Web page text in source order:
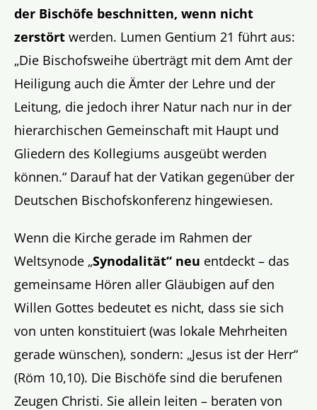
der Bischöfe beschnitten, wenn nicht
zerstört werden. Lumen Gentium 21 führt aus:
„Die Bischofsweihe überträgt mit dem Amt der
Heiligung auch die Ämter der Lehre und der
Leitung, die jedoch ihrer Natur nach nur in der
hierarchischen Gemeinschaft mit Haupt und
Gliedern des Kollegiums ausgeübt werden
können.“ Darauf hat der Vatikan gegenüber der
Deutschen Bischofskonferenz hingewiesen.
Wenn die Kirche gerade im Rahmen der
Weltsynode „Synodalität“ neu entdeckt – das
gemeinsame Hören aller Gläubigen auf den
Willen Gottes bedeutet es nicht, dass sie sich
von unten konstituiert (was lokale Mehrheiten
gerade wünschen), sondern: „Jesus ist der Herr“
(Röm 10,10). Die Bischöfe sind die berufenen
Zeugen Christi. Sie allein leiten – beraten von